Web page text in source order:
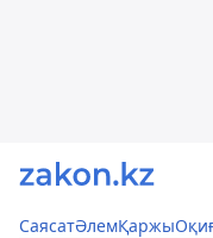
СаясатӘлемҚаржы